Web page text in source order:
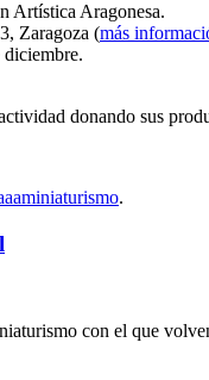
Artística Aragonesa.
Zaragoza (más
diciembre.
donando sus
.
con el que